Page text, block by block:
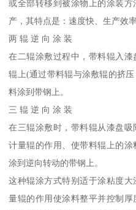
或全部转移到被涂物上的涂装
产，其特点是：速度快、生产效率
两 辊 逆 向 涂 装
在二辊涂敷过程中，带料辊入
辊上(通过带料辊与涂敷辊的挤
料涂到带钢上。
三 辊 逆 向 涂 装
在三辊涂敷时，带料辊从漆盘
计量辊的作用、使带料辊上的
涂到逆向转动的带钢上。
这种辊涂方式特别适于涂粘度
量辊的作用使涂料整平并控制